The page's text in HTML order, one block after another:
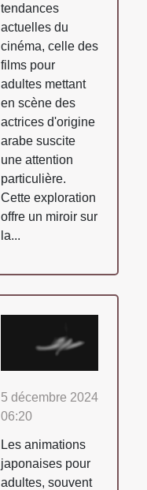
tendances
actuelles du
cinéma, celle des
films pour
adultes mettant
en scène des
actrices d'origine
arabe suscite
une attention
particulière.
Cette exploration
offre un miroir sur
la...
5 décembre 2024
06:20
Les animations
japonaises pour
adultes, souvent